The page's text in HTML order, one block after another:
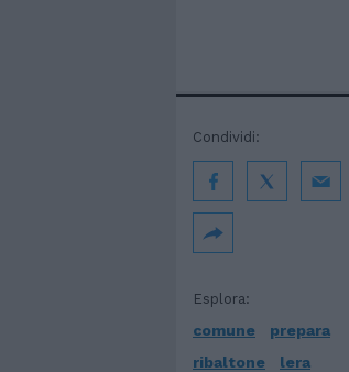
Esplora:
comune
prepara
ribaltone
lera
Condividi: